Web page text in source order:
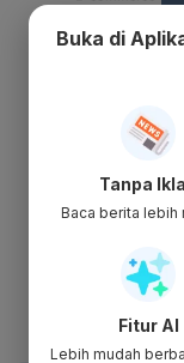
Buka di
Tanpa
Baca berita lebih
Fitur AI
Lebih mudah